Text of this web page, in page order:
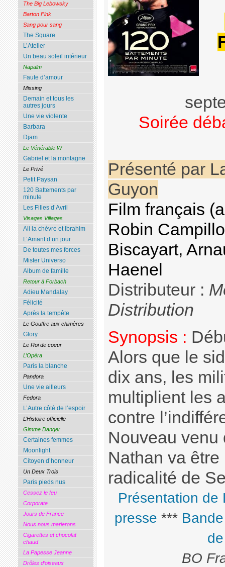
Soirée
Présenté par
Guyon
Film français
Robin
Biscayart,
Haenel
Distributeur :
Distribution
Synopsis :
Alors que le
dix ans, les
multiplient les
contre
Nouveau venu
Nathan va
radicalité de
Présentation de
presse ***
BO
The Big Lebowsky
Barton Fink
Sang pour sang
The Square
L’Atelier
Un beau soleil intérieur
Napalm
Faute d’amour
Missing
Demain et tous les
autres jours
Une vie violente
Barbara
Djam
Le Vénérable W
Gabriel et la montagne
Le Privé
Petit Paysan
120 Battements par
minute
Les Filles d’Avril
Visages Villages
Ali la chèvre et Ibrahim
L’Amant d’un jour
De toutes mes forces
Mister Universo
Album de famille
Retour à Forbach
Adieu Mandalay
Félicité
Après la tempête
Le Gouffre aux chimères
Glory
Le Roi de coeur
L’Opéra
Paris la blanche
Pandora
Une vie ailleurs
Fedora
L’Autre côté de l’espoir
L’Histoire officielle
Gimme Danger
Certaines femmes
Moonlight
Citoyen d’honneur
Un Deux Trois
Paris pieds nus
Cessez le feu
Corporate
Jours de France
Nous nous marierons
Cigarettes et chocolat
chaud
La Papesse Jeanne
Drôles d’oiseaux